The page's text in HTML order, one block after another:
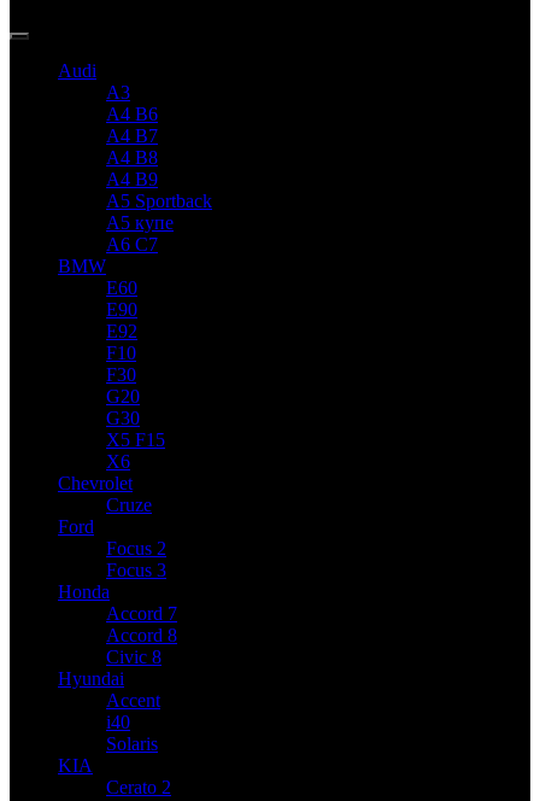
Audi
A3
A4 B6
A4 B7
A4 B8
A4 B9
A5 Sportback
A5 купе
A6 C7
BMW
E60
E90
E92
F10
F30
G20
G30
X5 F15
X6
Chevrolet
Cruze
Ford
Focus 2
Focus 3
Honda
Accord 7
Accord 8
Civic 8
Hyundai
Accent
i40
Solaris
KIA
Cerato 2